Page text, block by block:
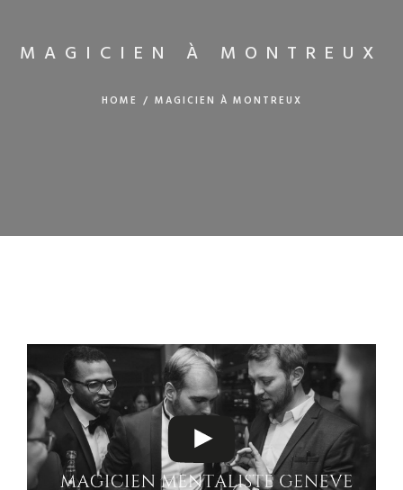
MAGICIEN À MONTREUX
HOME / MAGICIEN À MONTREUX